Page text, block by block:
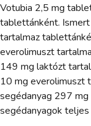
Votubia 2,5 mg
tablettánként.
tartalmaz
everolimuszt
149 mg laktózt
10 mg everolimuszt
segédanyag 297
segédanyagok